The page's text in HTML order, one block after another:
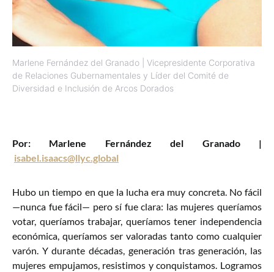
Marlene Fernández del Granado | Vicepresidente Corporativa
de Relaciones Gubernamentales y Líder del Comité de
Diversidad e Inclusión de Arcos Dorados
Por: Marlene Fernández del Granado |
isabel.isaacs@llyc.global
Hubo un tiempo en que la lucha era muy concreta. No fácil
—nunca fue fácil— pero sí fue clara: las mujeres queríamos
votar, queríamos trabajar, queríamos tener independencia
económica, queríamos ser valoradas tanto como cualquier
varón. Y durante décadas, generación tras generación, las
mujeres empujamos, resistimos y conquistamos. Logramos